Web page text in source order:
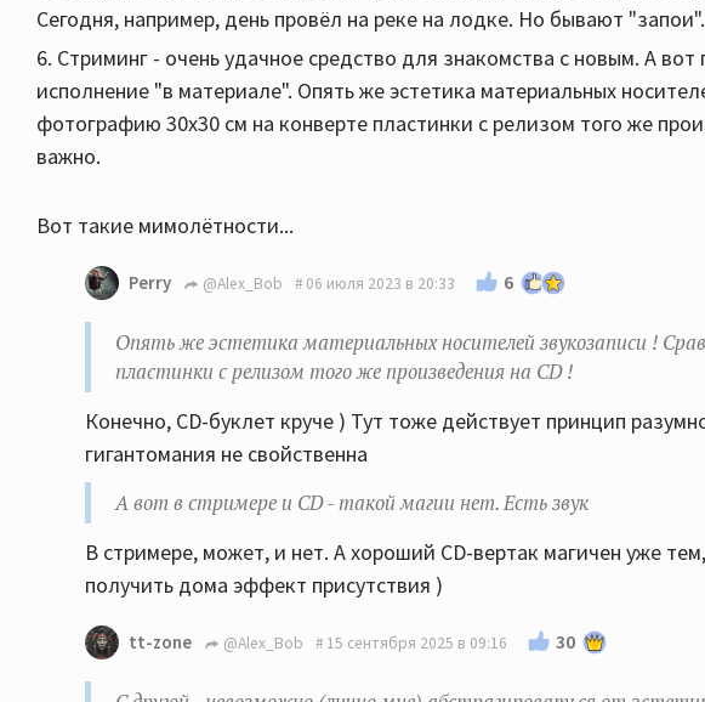
Сегодня, например, день провёл на реке на лодке. Но бывают
6. Стриминг - очень удачное средство для знакомства с новым. А
исполнение "в материале". Опять же эстетика материальных
фотографию 30х30 см на конверте пластинки с релизом того же
важно.
Вот такие мимолётности...
Perry @Alex_Bob 06 июля 2023 в 20:33 6
Опять же эстетика материальных носителей звукозаписи !
пластинки с релизом того же произведения на CD !
Конечно, CD-буклет круче ) Тут тоже действует принцип
гигантомания не свойственна
А вот в стримере и CD - такой магии нет. Есть звук
В стримере, может, и нет. А хороший CD-вертак магичен уже
получить дома эффект присутствия )
tt-zone @Alex_Bob 15 сентября 2025 в 09:16 30